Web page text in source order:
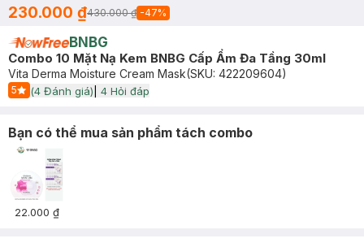
230.000 ₫430.000 ₫ -47%
BNBG
Combo 10 Mặt Nạ Kem BNBG Cấp Ẩm Đa Tầng 30ml
Vita Derma Moisture Cream Mask(SKU: 422209604)
5
Start Icon
(4 Đánh giá) 4 Hỏi đáp
Bạn có thể mua sản phẩm tách combo
22.000 ₫